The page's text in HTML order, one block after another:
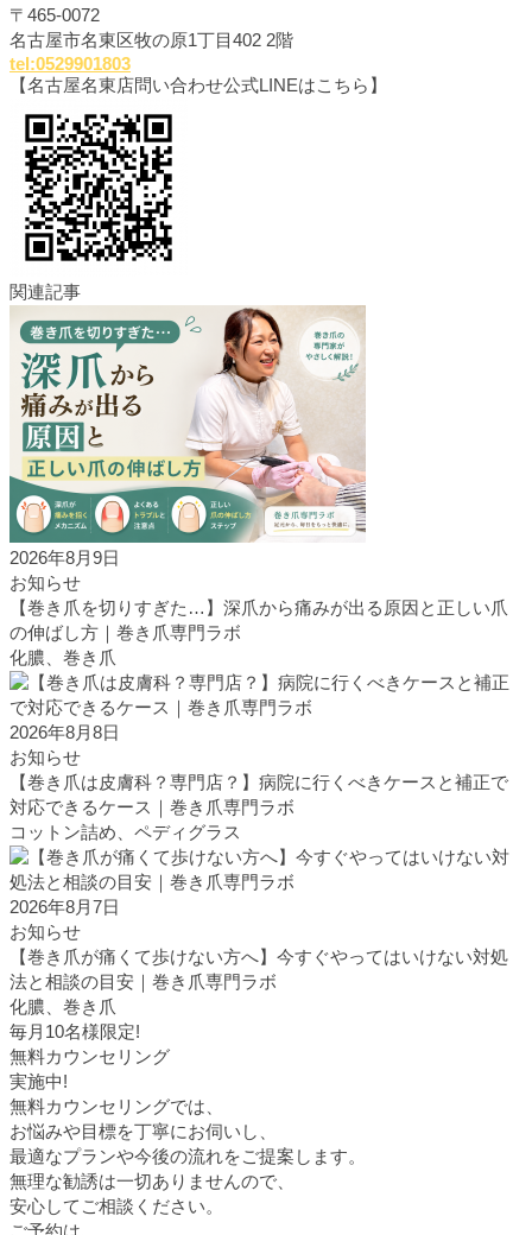
〒465-0072
名古屋市名東区牧の原1丁目402 2階
tel:0529901803
【名古屋名東店問い合わせ公式LINEはこちら】
関連記事
2026年8月9日
お知らせ
【巻き爪を切りすぎた…】深爪から痛みが出る原因と正しい爪
の伸ばし方｜巻き爪専門ラボ
化膿、巻き爪
2026年8月8日
お知らせ
【巻き爪は皮膚科？専門店？】病院に行くべきケースと補正で
対応できるケース｜巻き爪専門ラボ
コットン詰め、ペディグラス
2026年8月7日
お知らせ
【巻き爪が痛くて歩けない方へ】今すぐやってはいけない対処
法と相談の目安｜巻き爪専門ラボ
化膿、巻き爪
毎月10名様限定!
無料カウンセリング
実施中!
無料カウンセリングでは、
お悩みや目標を丁寧にお伺いし、
最適なプランや今後の流れをご提案します。
無理な勧誘は一切ありませんので、
安心してご相談ください。
ご予約は、